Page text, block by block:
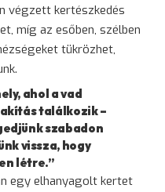
végzett kertészkedés
míg az esőben, szélben
tükrözhet,
ahol a vad
találkozik –
szabadon
vissza, hogy
létre.”
egy elhanyagolt kertet